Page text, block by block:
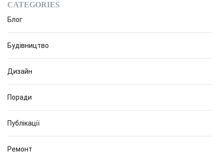
CATEGORIES
Блог
Будівництво
Дизайн
Поради
Публікації
Ремонт